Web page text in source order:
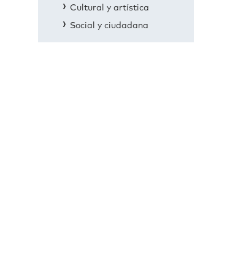
Cultural y artística
Social y ciudadana